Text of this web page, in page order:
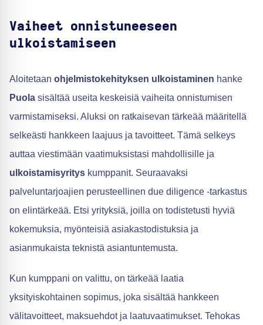
Vaiheet onnistuneeseen
ulkoistamiseen
Aloitetaan ohjelmistokehityksen ulkoistaminen hanke
Puola sisältää useita keskeisiä vaiheita onnistumisen
varmistamiseksi. Aluksi on ratkaisevan tärkeää määritellä
selkeästi hankkeen laajuus ja tavoitteet. Tämä selkeys
auttaa viestimään vaatimuksistasi mahdollisille ja
ulkoistamisyritys kumppanit. Seuraavaksi
palveluntarjoajien perusteellinen due diligence -tarkastus
on elintärkeää. Etsi yrityksiä, joilla on todistetusti hyviä
kokemuksia, myönteisiä asiakastodistuksia ja
asianmukaista teknistä asiantuntemusta.
Kun kumppani on valittu, on tärkeää laatia
yksityiskohtainen sopimus, joka sisältää hankkeen
välitavoitteet, maksuehdot ja laatuvaatimukset. Tehokas